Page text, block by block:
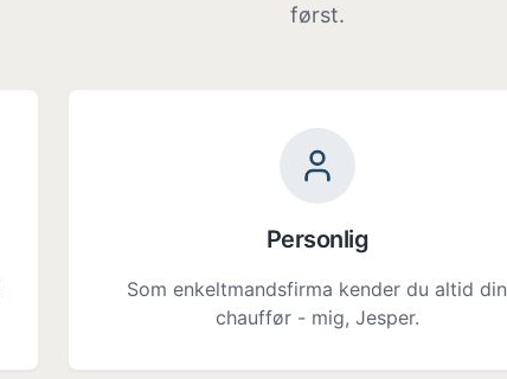
først.
Personlig
Som enkeltmandsfirma kender du altid din
chauffør - mig, Jesper.